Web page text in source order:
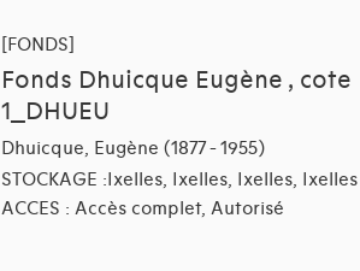
[FONDS]
Fonds Dhuicque Eugène , cote
1_DHUEU
Dhuicque, Eugène (1877 - 1955)
STOCKAGE :Ixelles, Ixelles, Ixelles, Ixelles
ACCES : Accès complet, Autorisé